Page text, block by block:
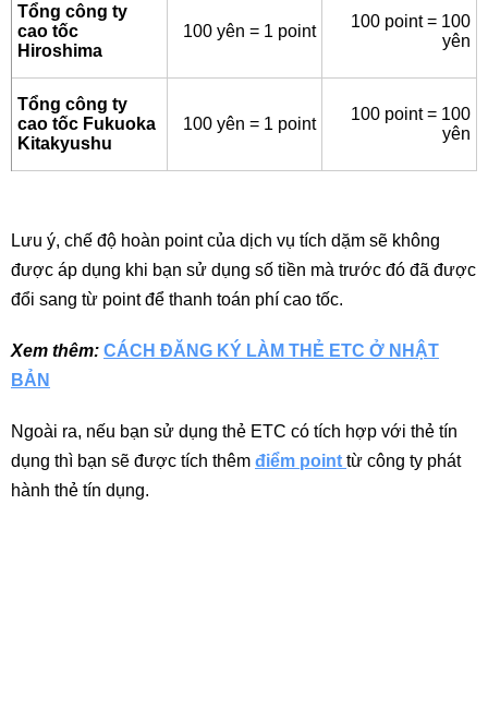
Tổng công ty
cao tốc
Hiroshima
100 yên = 1 point
100 point = 100
yên
Tổng công ty
cao tốc Fukuoka
Kitakyushu
100 yên = 1 point
100 point = 100
yên
Lưu ý, chế độ hoàn point của dịch vụ tích dặm sẽ không
được áp dụng khi bạn sử dụng số tiền mà trước đó đã được
đổi sang từ point để thanh toán phí cao tốc.
Xem thêm: CÁCH ĐĂNG KÝ LÀM THẺ ETC Ở NHẬT
BẢN
Ngoài ra, nếu bạn sử dụng thẻ ETC có tích hợp với thẻ tín
dụng thì bạn sẽ được tích thêm điểm point từ công ty phát
hành thẻ tín dụng.